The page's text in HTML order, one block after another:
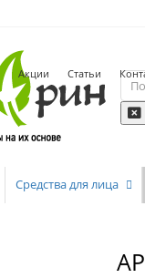
Акции Статьи
Средства для лица